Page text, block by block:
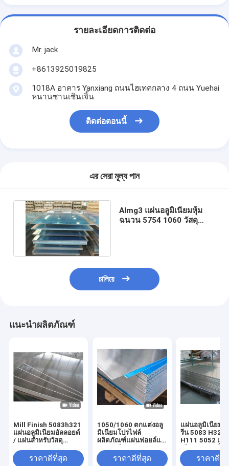
รายละเอียดการติดต่อ
Mr. jack
+8613925019825
1018A อาคาร Yanxiang ถนนไฮเทคกลาง 4 ถนน Yuehai
หนานซานเซินเจิ้น
ติดต่อตอนนี้
এর সেরা মূল্য পান
Almg3 แผ่นอลูมิเนียมหุ้ม
ฉนวน 5754 1060 วัสดุ
চালিয়ে
แนะนำผลิตภัณฑ์
Mill Finish 5083h321
แผ่นอลูมิเนียมอัลลอยด์
/ แผ่นสำหรับวัสดุ
ราคาดีที่สุด
1050/1060 ตกแต่งอลู
มิเนียมโปรไฟล์
ผลิตภัณฑ์แผ่นฟอยล์แผ่
ราคาดีที่สุด
แผ่นอลูมิเนียมเ
รีน 5083 H321
H111 5052 แผ่
ราคาดีที่